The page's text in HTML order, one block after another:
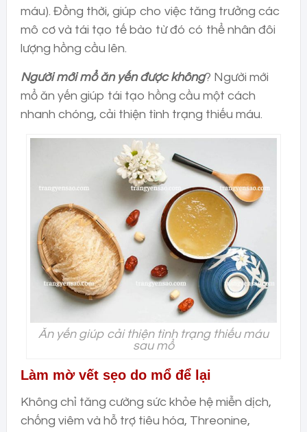
máu). Đồng thời, giúp cho việc tăng trưởng các
mô cơ và tái tạo tế bào từ đó có thể nhân đôi
lượng hồng cầu lên.
Người mới mổ ăn yến được không? Người mới
mổ ăn yến giúp tái tạo hồng cầu một cách
nhanh chóng, cải thiện tình trạng thiếu máu.
Ăn yến giúp cải thiện tình trạng thiếu máu
sau mổ
Làm mờ vết sẹo do mổ để lại
Không chỉ tăng cường sức khỏe hệ miễn dịch,
chống viêm và hỗ trợ tiêu hóa, Threonine,